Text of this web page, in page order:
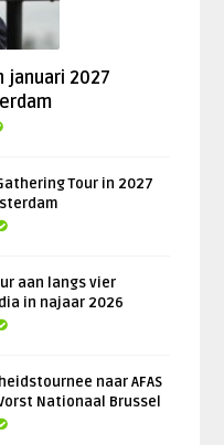
januari 2027
Tour in 2027
aan langs vier
in najaar 2026
naar AFAS
Nationaal Brussel